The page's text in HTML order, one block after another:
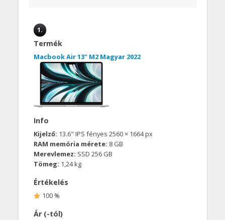
1.
Termék
Macbook Air 13" M2 Magyar 2022
Info
Kijelző: 13.6" IPS fényes 2560 × 1664 px
RAM memória mérete: 8 GB
Merevlemez: SSD 256 GB
Tömeg: 1,24 kg
Értékelés
100 %
Ár (-tól)